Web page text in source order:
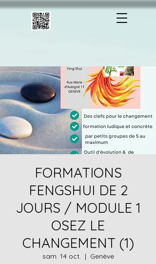
FORMATIONS
FENGSHUI DE 2
JOURS / MODULE 1
OSEZ LE
CHANGEMENT (1)
sam. 14 oct.
  |
Genève